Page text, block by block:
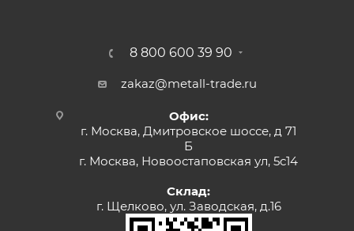
8 800 600 39 90
zakaz@metall-trade.ru
Офис:
г. Москва, Дмитровское шоссе, д 71
Б
г. Москва, Новоостаповская ул, 5с14
Склад:
г. Щелково, ул. Заводская, д.16